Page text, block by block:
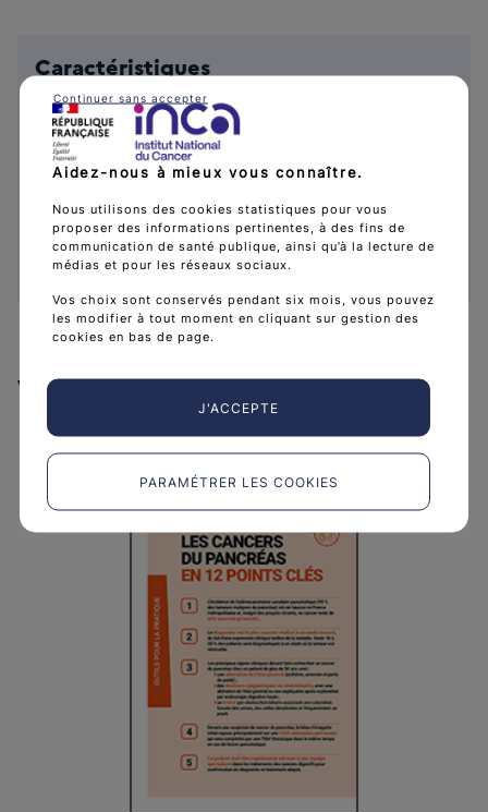
Caractéristiques
Collection :Outils pour la pratique des
médecins généralistes
Public :
Médecins généralistes
Date de publication :
4 juin 2020
Référence :GUIMGPANC20
Format :Brochure A5
Langue : Français
Voir aussi
Aidez-nous à mieux vous connaître.
Nous utilisons des cookies statistiques pour vous
proposer des informations pertinentes, à des fins de
communication de santé publique, ainsi qu’à la lecture de
médias et pour les réseaux sociaux.
Vos choix sont conservés pendant six mois, vous pouvez
les modifier à tout moment en cliquant sur gestion des
cookies en bas de page.
J'ACCEPTE
PARAMÉTRER LES COOKIES
Continuer sans accepter